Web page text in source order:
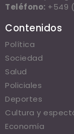
Teléfono: +549
Contenidos
Política
Sociedad
Salud
Policiales
Deportes
Cultura y
Economía